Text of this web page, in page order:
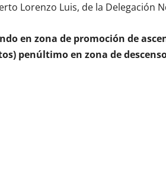
Lorenzo Luis, de la Delegación
en zona de promoción de
penúltimo en zona de